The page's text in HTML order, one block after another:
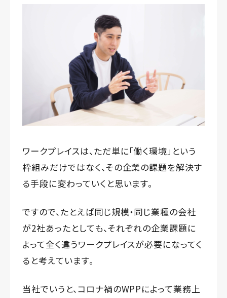
ワークプレイスは、ただ単に「働く環境」という
枠組みだけではなく、その企業の課題を解決す
る手段に変わっていくと思います。
ですので、たとえば同じ規模・同じ業種の会社
が2社あったとしても、それぞれの企業課題に
よって全く違うワークプレイスが必要になってく
ると考えています。
当社でいうと、コロナ禍のWPPによって業務上